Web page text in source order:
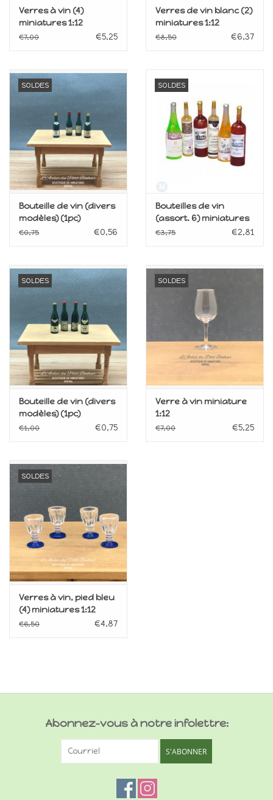
Verres à vin (4)
miniatures 1:12
€7,00 €5,25
Verres de vin blanc (2)
miniatures 1:12
€8,50 €6,37
SOLDES
Bouteille de vin (divers
modèles) (1pc)
miniature
€0,75 €0,56
SOLDES
Bouteilles de vin
(assort. 6) miniatures
€3,75 €2,81
SOLDES
Bouteille de vin (divers
modèles) (1pc)
miniature
€1,00 €0,75
SOLDES
Verre à vin miniature
1:12
€7,00 €5,25
SOLDES
Verres à vin, pied bleu
(4) miniatures 1:12
€6,50 €4,87
Abonnez-vous à notre infolettre:
S'ABONNER